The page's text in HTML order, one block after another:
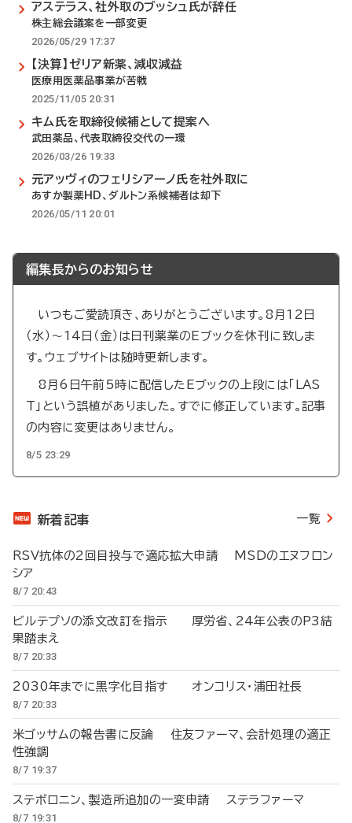
アステラス、社外取のブッシュ氏が辞任
株主総会議案を一部変更
2026/05/29 17:37
【決算】ゼリア新薬、減収減益
医療用医薬品事業が苦戦
2025/11/05 20:31
キム氏を取締役候補として提案へ
武田薬品、代表取締役交代の一環
2026/03/26 19:33
元アッヴィのフェリシアーノ氏を社外取に
あすか製薬HD、ダルトン系候補者は却下
2026/05/11 20:01
編集長からのお知らせ
いつもご愛読頂き、ありがとうございます。8月12日
（水）～14日（金）は日刊薬業のEブックを休刊に致しま
す。ウェブサイトは随時更新します。
8月6日午前5時に配信したEブックの上段には「LAS
T」という誤植がありました。すでに修正しています。記事
の内容に変更はありません。
8/5 23:29
新着記事 一覧
RSV抗体の2回目投与で適応拡大申請 MSDのエヌフロン
シア
8/7 20:43
ビルテプソの添文改訂を指示 厚労省、24年公表のP3結
果踏まえ
8/7 20:33
2030年までに黒字化目指す オンコリス・浦田社長
8/7 20:33
米ゴッサムの報告書に反論 住友ファーマ、会計処理の適正
性強調
8/7 19:37
ステボロニン、製造所追加の一変申請 ステラファーマ
8/7 19:31